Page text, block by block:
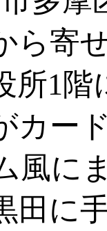
ら寄
所1
カー
風に
田に